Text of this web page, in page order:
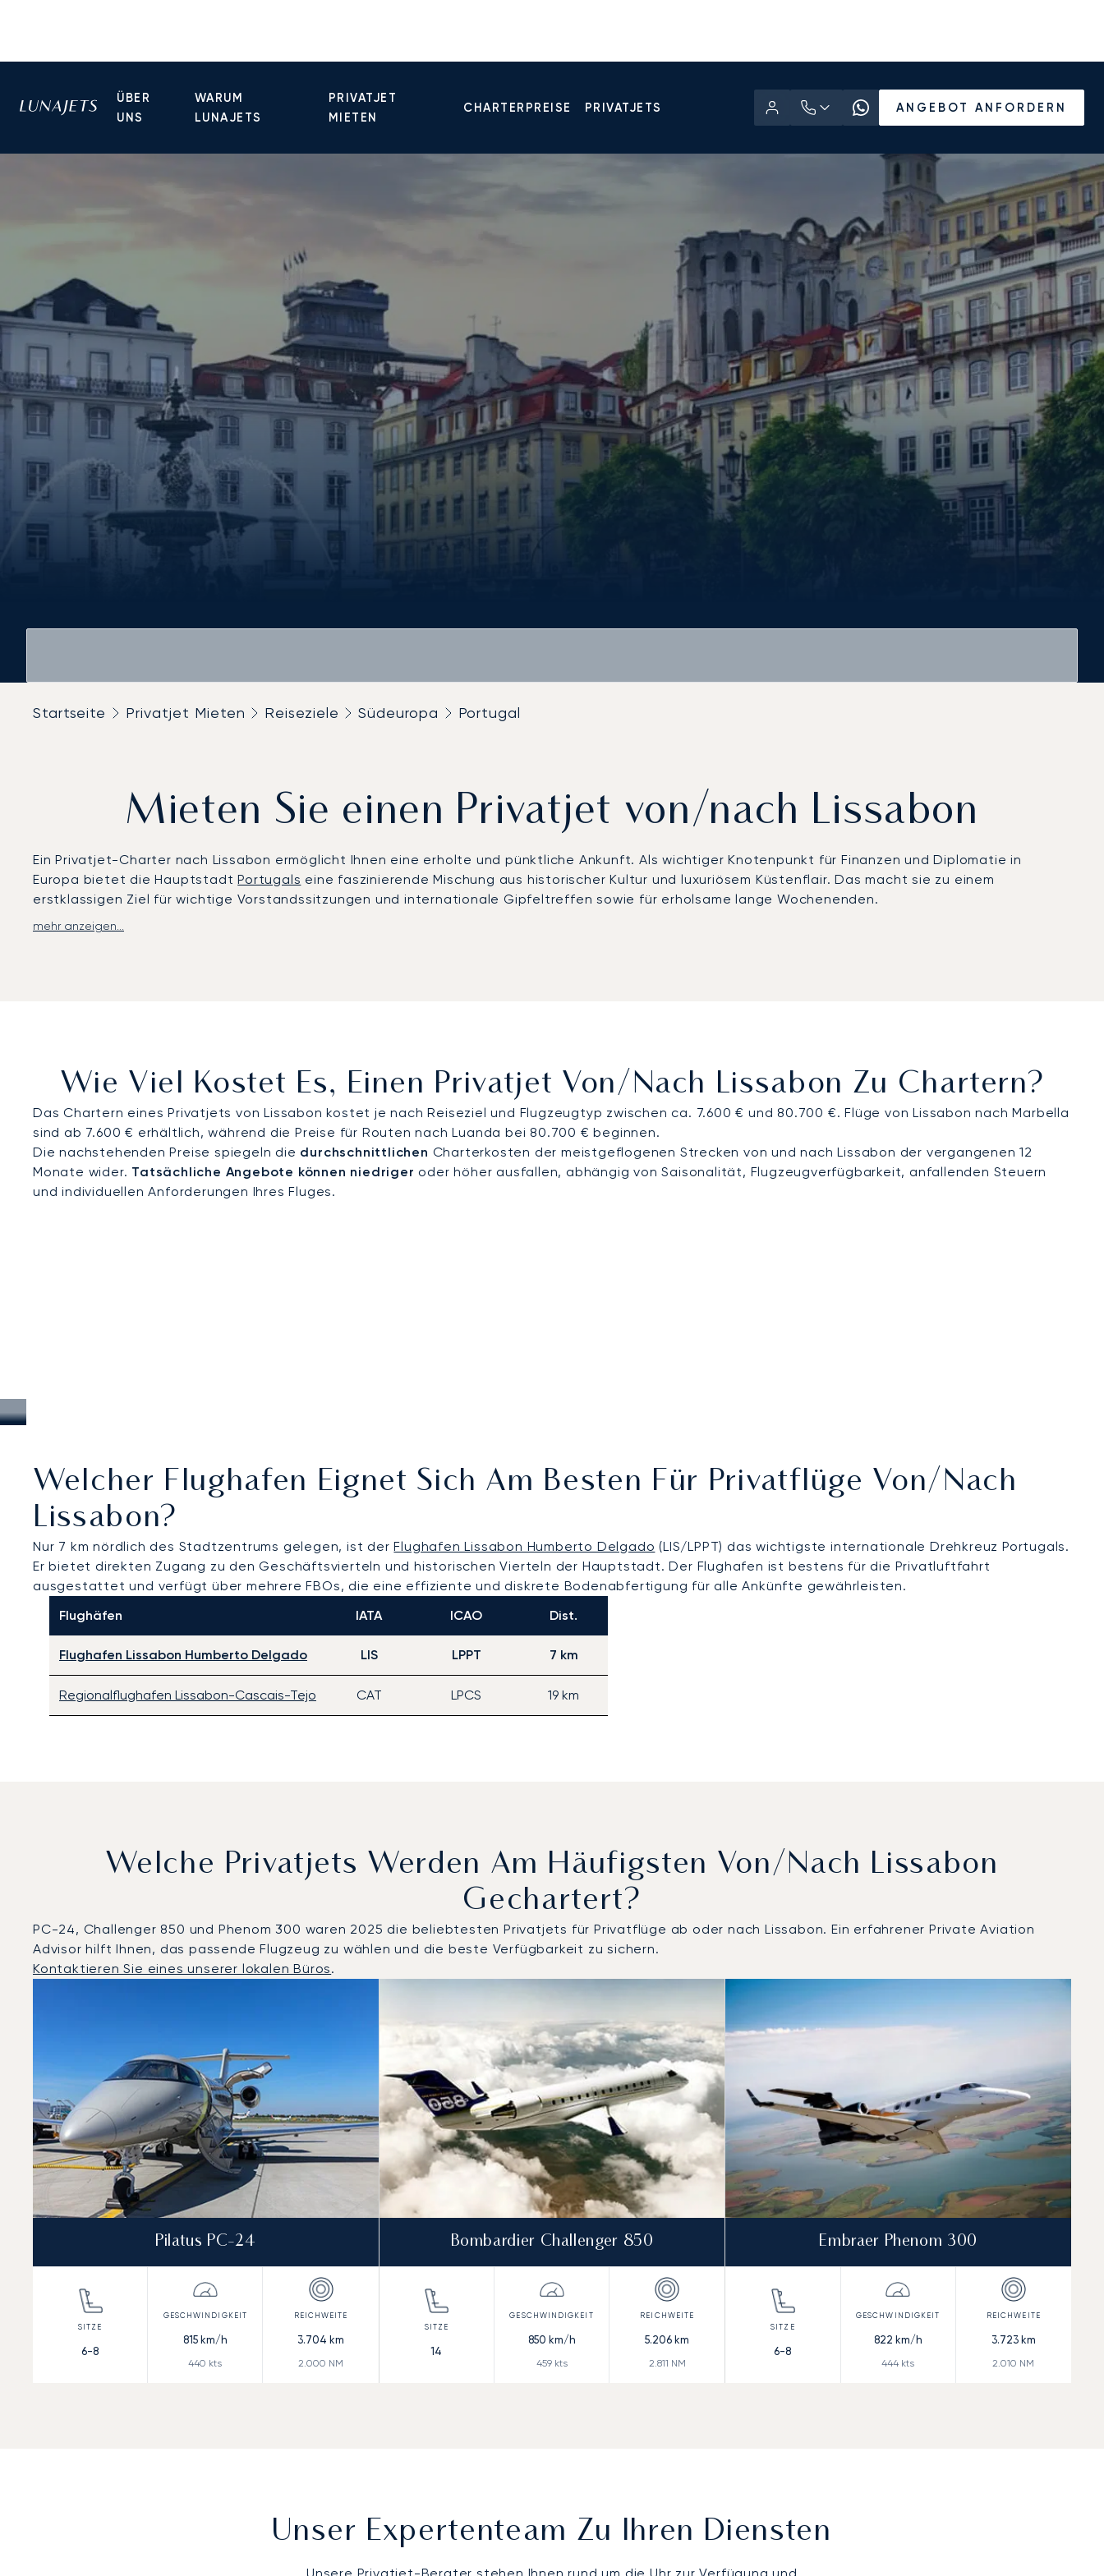
ÜBER
UNS
WARUM
LUNAJETS
PRIVATJET
MIETEN
CHARTERPREISE PRIVATJETS ANGEBOT ANFORDERN
Startseite Privatjet Mieten Reiseziele Südeuropa Portugal
Mieten Sie einen Privatjet von/nach Lissabon
Ein Privatjet-Charter nach Lissabon ermöglicht Ihnen eine erholte und pünktliche Ankunft. Als wichtiger Knotenpunkt für Finanzen und Diplomatie in
Europa bietet die HauptstadtPortugals eine faszinierende Mischung aus historischer Kultur und luxuriösem Küstenflair. Das macht sie zu einem
erstklassigen Ziel für wichtige Vorstandssitzungen und internationale Gipfeltreffen sowie für erholsame lange Wochenenden.
Wir gestalten Ihre Reise ganz nach Ihren individuellen Wünschen, von der Auswahl des idealen Flugzeugs bis hin zur Organisation des Caterings. In der
mehr anzeigen...
Wie Viel Kostet Es, Einen Privatjet Von/nach Lissabon Zu Chartern?
Das Chartern eines Privatjets von Lissabon kostet je nach Reiseziel und Flugzeugtyp zwischen ca. 7.600 € und 80.700 €. Flüge von Lissabon nach Marbella
sind ab 7.600 € erhältlich, während die Preise für Routen nach Luanda bei 80.700 € beginnen.
Die nachstehenden Preise spiegeln die durchschnittlichen Charterkosten der meistgeflogenen Strecken von und nach Lissabon der vergangenen 12
Monate wider. Tatsächliche Angebote können niedriger oder höher ausfallen, abhängig von Saisonalität, Flugzeugverfügbarkeit, anfallenden Steuern
und individuellen Anforderungen Ihres Fluges.
Welcher Flughafen Eignet Sich Am Besten Für Privatflüge Von/nach
Lissabon?
Nur 7 km nördlich des Stadtzentrums gelegen, ist derFlughafen Lissabon Humberto Delgado (LIS/LPPT) das wichtigste internationale Drehkreuz Portugals.
Er bietet direkten Zugang zu den Geschäftsvierteln und historischen Vierteln der Hauptstadt. Der Flughafen ist bestens für die Privatluftfahrt
ausgestattet und verfügt über mehrere FBOs, die eine effiziente und diskrete Bodenabfertigung für alle Ankünfte gewährleisten.
Flughäfen
IATA ICAO Dist.
Flughafen Lissabon Humberto Delgado LIS LPPT 7 km
Regionalflughafen Lissabon-Cascais-Tejo CAT LPCS 19 km
Welche Privatjets Werden Am Häufigsten Von/nach Lissabon
Gechartert?
PC-24, Challenger 850 und Phenom 300 waren 2025 die beliebtesten Privatjets für Privatflüge ab oder nach Lissabon. Ein erfahrener Private Aviation
Advisor hilft Ihnen, das passende Flugzeug zu wählen und die beste Verfügbarkeit zu sichern.
Kontaktieren Sie eines unserer lokalen Büros.
Lissabon : Die 3 meistgeflogenen Flugzeugmodelle nach Anzahl der Flugbewegungen im Jahr 2025
Pilatus PC-24
6-8
815km/h
440 kts
3.704 km
2.000 NM
Bombardier Challenger 850
14
850 km/h
459kts
5.206 km
2.811 NM
Embraer Phenom 300
6-8
822 km/h
444 kts
3.723km
2.010 NM
Unser Expertenteam Zu Ihren Diensten